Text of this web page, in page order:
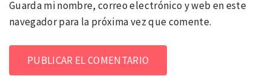
Guarda mi nombre, correo electrónico y web en este
navegador para la próxima vez que comente.